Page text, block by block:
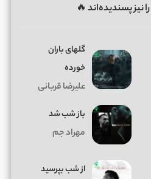
نیز پسندیده‌اند 🔥
گلهای باران
خورده
علیرضا قربانی
باز شب شد
مهراد جم
از شب بپرسید